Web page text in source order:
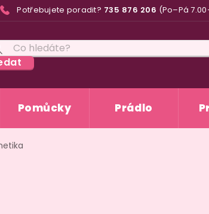
Potřebujete poradit? 735 876 206 (Po–Pá
Pomůcky Prádlo